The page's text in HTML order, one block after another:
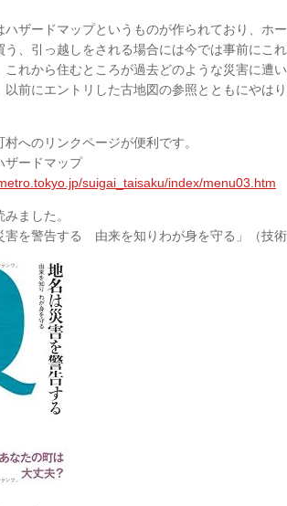
ハザードマップというものが作られており、ホ
う、引っ越しをされる場合には今では事前にこ
これから住むところが過去どのような災害に遭
以前にエントリした古地図の参照とともにやは
へのリンクページが便利です。
ードマップ
suigai_taisaku/index/menu03.htm
ました。
害を警告する 由来を知りわが身を守る」（技術